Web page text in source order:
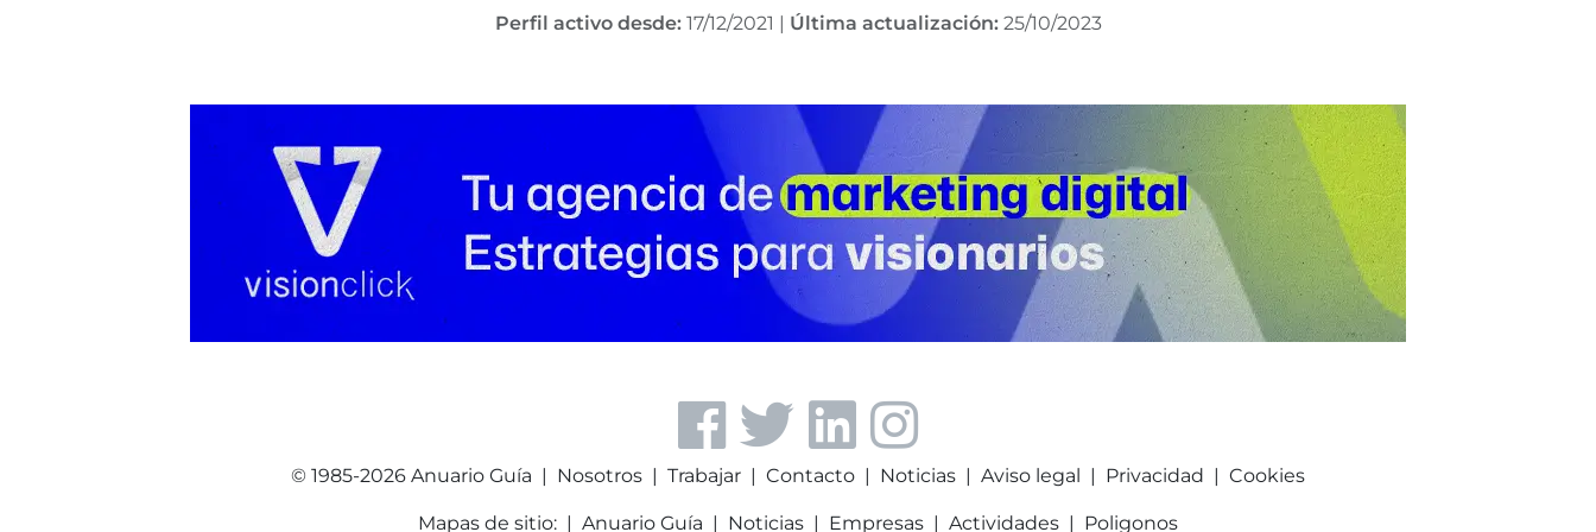
Perfil activo desde:17/12/2021 Última actualización:25/10/2023
© 1985-2026 Anuario Guía | Nosotros | Trabajar | Contacto | Noticias | Aviso legal | Privacidad | Cookies
Mapas de sitio: | Anuario Guía | Noticias | Empresas | Actividades | Poligonos